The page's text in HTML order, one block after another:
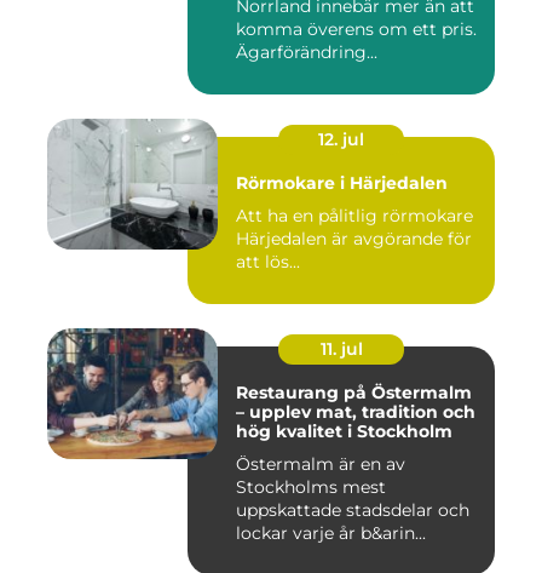
Norrland innebär mer än att
komma överens om ett pris.
Ägarförändring...
12. jul
Rörmokare i Härjedalen
Att ha en pålitlig rörmokare
Härjedalen är avgörande för
att lös...
11. jul
Restaurang på Östermalm
– upplev mat, tradition och
hög kvalitet i Stockholm
Östermalm är en av
Stockholms mest
uppskattade stadsdelar och
lockar varje år b&arin...